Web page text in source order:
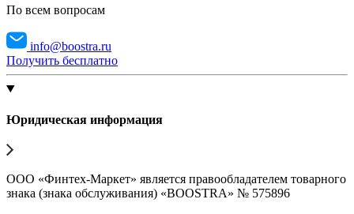
По всем вопросам
info@boostra.ru
Получить бесплатно
Юридическая информация
ООО «Финтех-Маркет» является правообладателем товарного
знака (знака обслуживания) «BOOSTRA» № 575896